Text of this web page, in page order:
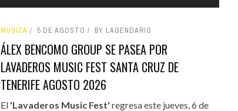
MÚSICA 5 DE AGOSTO BY LAGENDARIO
ÁLEX BENCOMO GROUP SE PASEA POR
LAVADEROS MUSIC FEST SANTA CRUZ DE
TENERIFE AGOSTO 2026
El 'Lavaderos Music Fest' regresa este jueves, 6 de